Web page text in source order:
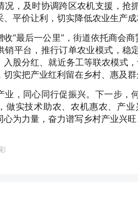
况，及时协调跨区农机支援，抢
、平价让利，切实降低农业生产
收“最后一公里”，街道依托商会
销平台，推行订单农业模式，稳
入股分红、就近务工等联农模式
切实把产业红利留在乡村、惠及
业，同心同行促振兴。下一步，
做实技术助农、农机惠农、产
心为力量，奋力谱写乡村产业兴